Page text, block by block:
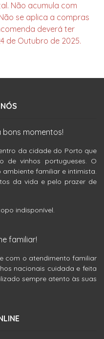
Não acumula com
se aplica a compras
deverá ter
de Outubro de 2025.
momentos!
da cidade do Porto que
de vinhos portugueses. O
familiar e intimista.
da vida e pelo prazer de
indisponível.
familiar!
com o atendimento familiar
nacionais cuidada e feita
sempre atento às suas